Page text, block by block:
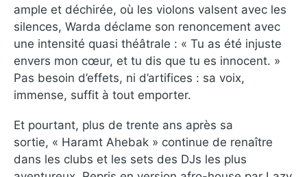
ample et déchirée, où les violons valsent avec les
silences, Warda déclame son renoncement avec
une intensité quasi théâtrale : « Tu as été injuste
envers mon cœur, et tu dis que tu es innocent. »
Pas besoin d’effets, ni d’artifices : sa voix,
immense, suffit à tout emporter.
Et pourtant, plus de trente ans après sa
sortie, « Haramt Ahebak » continue de renaître
dans les clubs et les sets des DJs les plus